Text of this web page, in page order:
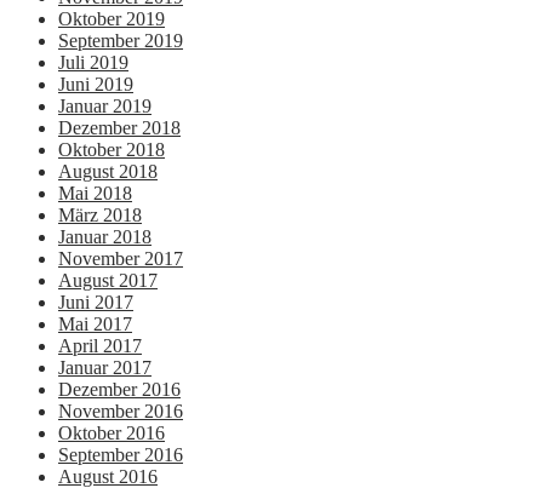
Oktober 2019
September 2019
Juli 2019
Juni 2019
Januar 2019
Dezember 2018
Oktober 2018
August 2018
Mai 2018
März 2018
Januar 2018
November 2017
August 2017
Juni 2017
Mai 2017
April 2017
Januar 2017
Dezember 2016
November 2016
Oktober 2016
September 2016
August 2016